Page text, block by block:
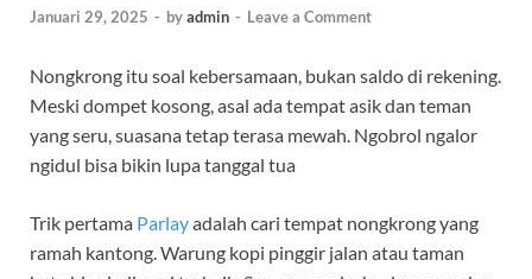
Januari 29, 2025 - byadmin - Leave a Comment
Nongkrong itu soal kebersamaan, bukan saldo di rekening.
Meski dompet kosong, asal ada tempat asik dan teman
yang seru, suasana tetap terasa mewah. Ngobrol ngalor
ngidul bisa bikin lupa tanggal tua
Trik pertama Parlayadalah cari tempat nongkrong yang
ramah kantong. Warung kopi pinggir jalan atau taman